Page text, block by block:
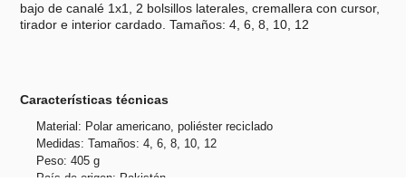
bajo de canalé 1x1, 2 bolsillos laterales, cremallera con cursor,
tirador e interior cardado. Tamaños: 4, 6, 8, 10, 12
Características técnicas
Material: Polar americano, poliéster reciclado
Medidas: Tamaños: 4, 6, 8, 10, 12
Peso: 405 g
País de origen: Pakistán